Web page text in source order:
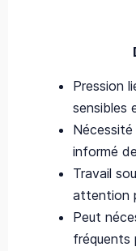
Pression
sensibles
informé
Travail
attention
Peut
fréquents